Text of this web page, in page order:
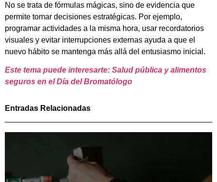
No se trata de fórmulas mágicas, sino de evidencia que
permite tomar decisiones estratégicas. Por ejemplo,
programar actividades a la misma hora, usar recordatorios
visuales y evitar interrupciones externas ayuda a que el
nuevo hábito se mantenga más allá del entusiasmo inicial.
Este tema puede interesarte: Salud pública y alimentos
seguros en el Día del Bromatólogo
Entradas Relacionadas